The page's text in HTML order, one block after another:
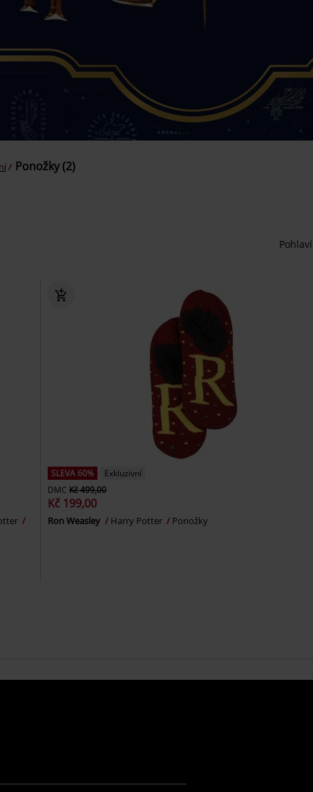
Ponožky (2)
Pohlaví
SLEVA 60%
Exkluzivní
DMC Kč 499,00
Kč 199,00
Ron Weasley Harry Potter Ponožky